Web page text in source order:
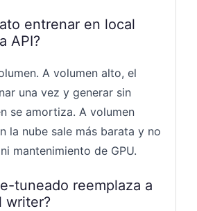
entrenar en local
API?
A volumen alto, el
una vez y generar sin
se amortiza. A volumen
la nube sale más barata y no
mantenimiento de GPU.
tuneado reemplaza a
writer?